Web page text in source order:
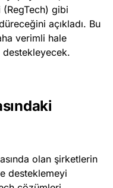
gibi
açıkladı. Bu
verimli hale
olan şirketlerin
desteklemeyi